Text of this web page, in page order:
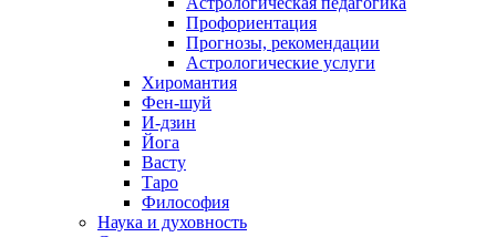
Профориентация
Прогнозы, рекомендации
Астрологические услуги
Хиромантия
Фен-шуй
И-дзин
Йога
Васту
Таро
Философия
Наука и духовность